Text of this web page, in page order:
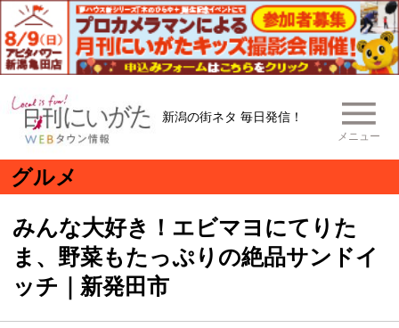
新潟の街ネタ 毎日発信！
メニュー
グルメ
みんな大好き！エビマヨにてりた
ま、野菜もたっぷりの絶品サンドイ
ッチ｜新発田市